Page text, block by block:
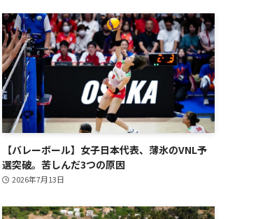
【バレーボール】女子日本代表、薄氷のVNL予
選突破。苦しんだ3つの原因
2026年7月13日